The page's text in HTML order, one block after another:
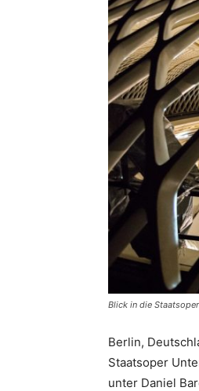
Blick in die
Berlin,
Staatsoper
unter Daniel